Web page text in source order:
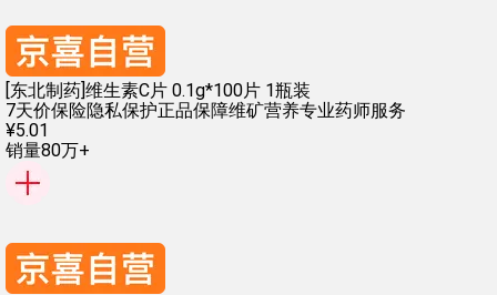
[东北制药]维生素C片 0.1g*100片 1瓶装
7天价保险隐私保护正品保障维矿营养专业药师服务
¥5.01
销量80万+